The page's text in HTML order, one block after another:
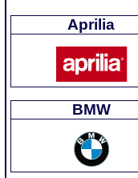
Aprilia
BMW